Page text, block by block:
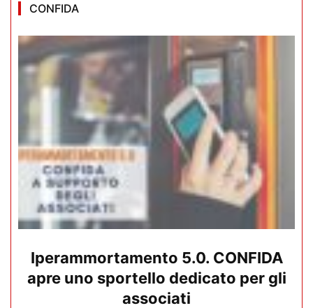
CONFIDA
Iperammortamento 5.0. CONFIDA
apre uno sportello dedicato per gli
associati